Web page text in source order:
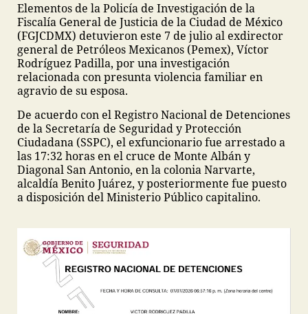
Elementos de la Policía de Investigación de la
Fiscalía General de Justicia de la Ciudad de México
(FGJCDMX) detuvieron este 7 de julio al exdirector
general de Petróleos Mexicanos (Pemex), Víctor
Rodríguez Padilla, por una investigación
relacionada con presunta violencia familiar en
agravio de su esposa.
De acuerdo con el Registro Nacional de Detenciones
de la Secretaría de Seguridad y Protección
Ciudadana (SSPC), el exfuncionario fue arrestado a
las 17:32 horas en el cruce de Monte Albán y
Diagonal San Antonio, en la colonia Narvarte,
alcaldía Benito Juárez, y posteriormente fue puesto
a disposición del Ministerio Público capitalino.